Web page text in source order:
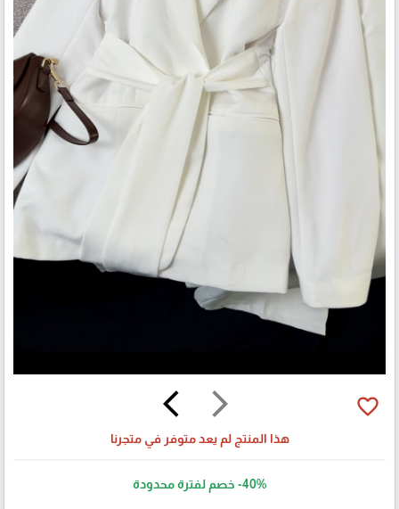
arrow_forward_ios
arrow_back_ios favorite_border
هذا المنتج لم يعد متوفر في متجرنا
-40% خصم لفترة محدودة